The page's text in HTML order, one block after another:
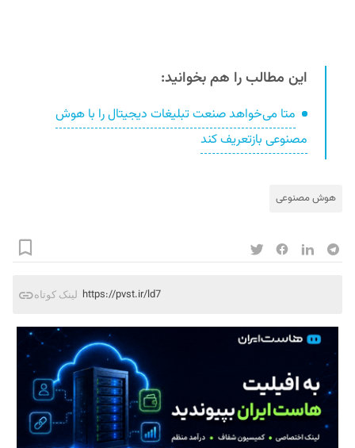
این مطالب را هم بخوانید:
متا می‌خواهد صنعت تبلیغات دیجیتال را با هوش
مصنوعی بازتعریف کند
هوش مصنوعی
لینک کوتاه https://pvst.ir/ld7